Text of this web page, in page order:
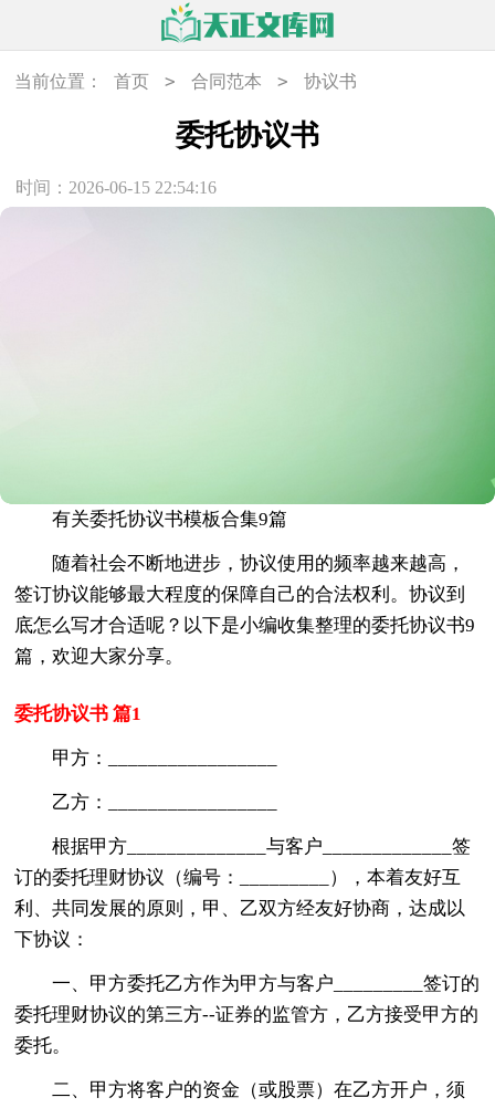
当前位置： 首页 > 合同范本 > 协议书
委托协议书
时间：2026-06-15 22:54:16
有关委托协议书模板合集9篇
随着社会不断地进步，协议使用的频率越来越高，
签订协议能够最大程度的保障自己的合法权利。协议到
底怎么写才合适呢？以下是小编收集整理的委托协议书9
篇，欢迎大家分享。
委托协议书 篇1
甲方：_________________
乙方：_________________
根据甲方______________与客户_____________签
订的委托理财协议（编号：_________），本着友好互
利、共同发展的原则，甲、乙双方经友好协商，达成以
下协议：
一、甲方委托乙方作为甲方与客户_________签订的
委托理财协议的第三方--证券的监管方，乙方接受甲方的
委托。
二、甲方将客户的资金（或股票）在乙方开户，须